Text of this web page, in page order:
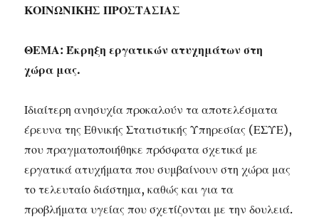
ΚΟΙΝΩΝΙΚΗΣ ΠΡΟΣΤΑΣΙΑΣ
ΘΕΜΑ: Έκρηξη εργατικών ατυχημάτων στη
χώρα μας.
Ιδιαίτερη ανησυχία προκαλούν τα αποτελέσματα
έρευνα της Εθνικής Στατιστικής Υπηρεσίας (ΕΣΥΕ),
που πραγματοποιήθηκε πρόσφατα σχετικά με
εργατικά ατυχήματα που συμβαίνουν στη χώρα μας
το τελευταίο διάστημα, καθώς και για τα
προβλήματα υγείας που σχετίζονται με την δουλειά.